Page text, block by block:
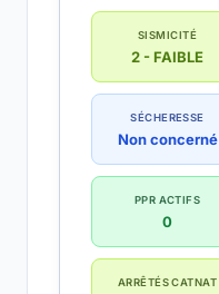
SISMICITÉ
2 - FAIBLE
SÉCHERESSE
Non concerné
PPR ACTIFS
0
ARRÊTÉS CATNAT